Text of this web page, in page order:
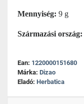
Mennyiség: 9 g
Származási ország:
Ean: 1220000151680
Márka: Dizao
Eladó: Herbatica